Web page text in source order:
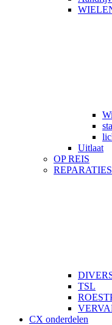
Uitlaat
OP REIS
TSL
CX onderdelen